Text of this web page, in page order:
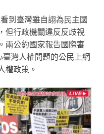
到臺灣雖自詡為民主國
但行政機關違反反歧視
兩公約國家報告國際審
灣人權問題的公民上網
權政策。